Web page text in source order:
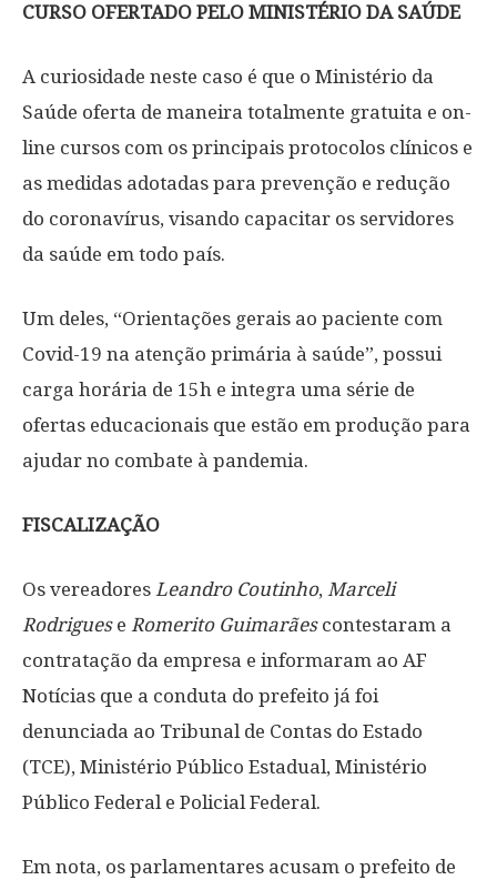
CURSO OFERTADO PELO MINISTÉRIO DA SAÚDE
A curiosidade neste caso é que o Ministério da
Saúde oferta de maneira totalmente gratuita e on-
line cursos com os principais protocolos clínicos e
as medidas adotadas para prevenção e redução
do coronavírus, visando capacitar os servidores
da saúde em todo país.
Um deles, “Orientações gerais ao paciente com
Covid-19 na atenção primária à saúde”, possui
carga horária de 15h e integra uma série de
ofertas educacionais que estão em produção para
ajudar no combate à pandemia.
FISCALIZAÇÃO
Os vereadores Leandro Coutinho, Marceli
Rodriguese Romerito Guimarãescontestaram a
contratação da empresa e informaram ao AF
Notícias que a conduta do prefeito já foi
denunciada ao Tribunal de Contas do Estado
(TCE), Ministério Público Estadual, Ministério
Público Federal e Policial Federal.
Em nota, os parlamentares acusam o prefeito de